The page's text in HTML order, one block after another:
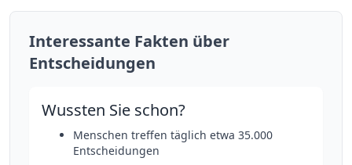
Interessante Fakten über
Entscheidungen
Wussten Sie schon?
Menschen treffen täglich etwa 35.000
Entscheidungen